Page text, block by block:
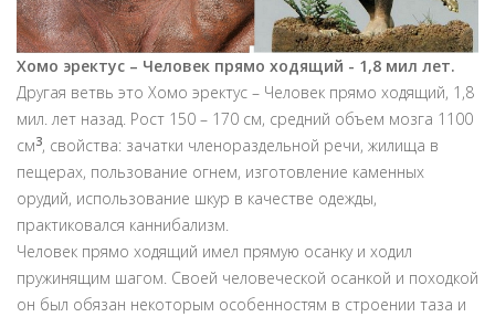
Хомо эректус – Человек прямо ходящий - 1,8 мил лет.
Другая ветвь это Хомо эректус – Человек прямо ходящий, 1,8
мил. лет назад. Рост 150 – 170 см, средний объем мозга 1100
см3, свойства: зачатки членораздельной речи, жилища в
пещерах, пользование огнем, изготовление каменных
орудий, использование шкур в качестве одежды,
практиковался каннибализм.
Человек прямо ходящий имел прямую осанку и ходил
пружинящим шагом. Своей человеческой осанкой и походкой
он был обязан некоторым особенностям в строении таза и